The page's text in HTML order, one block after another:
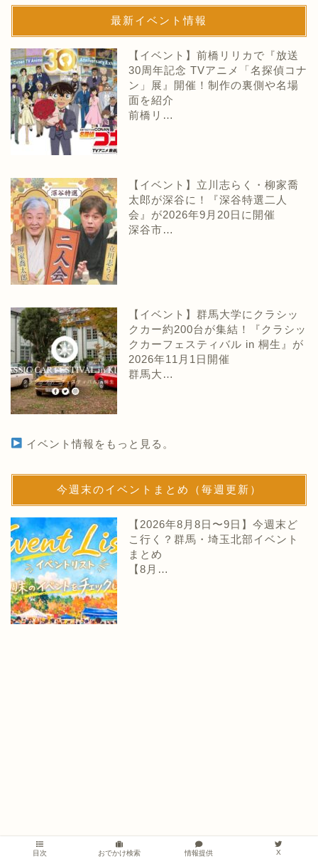
最新イベント情報
【イベント】前橋リリカで『放送
30周年記念 TVアニメ「名探偵コナ
ン」展』開催！制作の裏側や名場
面を紹介
前橋リ…
【イベント】立川志らく・柳家喬
太郎が深谷に！『深谷特選二人
会』が2026年9月20日に開催
深谷市…
【イベント】群馬大学にクラシッ
クカー約200台が集結！『クラシッ
クカーフェスティバル in 桐生』が
2026年11月1日開催
群馬大…
イベント情報をもっと見る。
今週末のイベントまとめ（毎週更新）
【2026年8月8日〜9日】今週末ど
こ行く？群馬・埼玉北部イベント
まとめ
【8月…
目次 おでかけ検索 情報提供 X